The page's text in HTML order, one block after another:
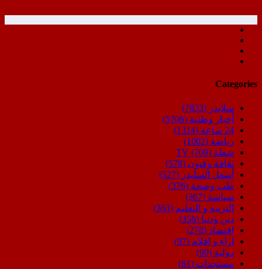
Categories
سلايدر (7833)
أخبار وطنية (5706)
24 ساعة
(1314)
رياضة (1002)
شعلة TV (709)
ثقافة وفنون (578)
أسفل السليدر (527)
طب وصحة (376)
سياسة (367)
التربية و التعليم (363)
دين ودنيا (356)
اقتصاد (278)
اراء و اقلام (97)
دولية (90)
مستجدات (61)